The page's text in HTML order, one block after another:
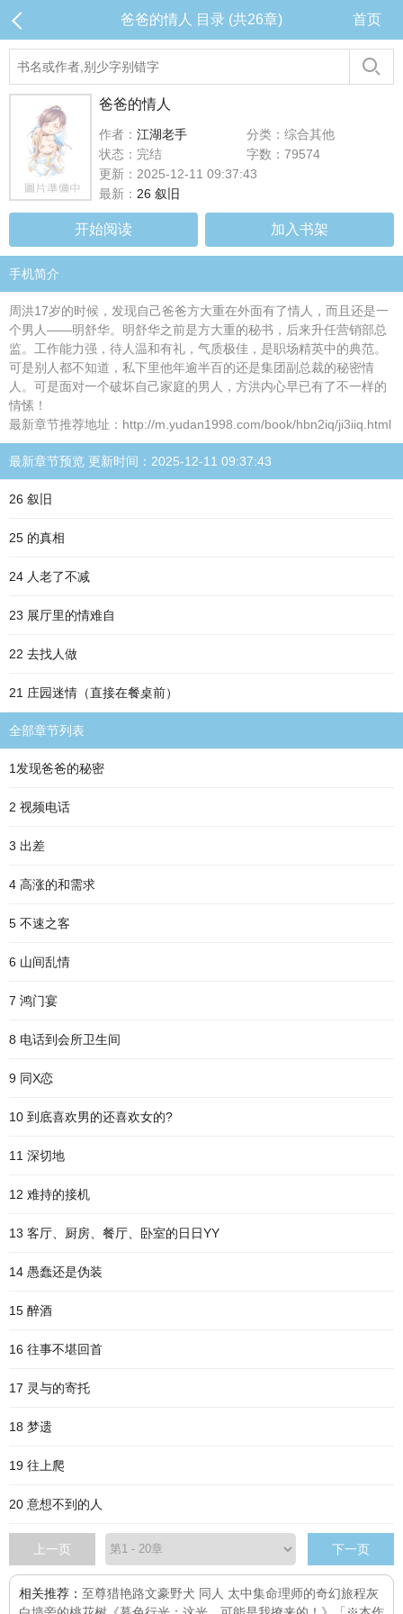
爸爸的情人 目录 (共26章) 首页
爸爸的情人
作者： 江湖老手
分类：综合其他
状态：完结
字数：79574
更新：2025-12-11 09:37:43
最新： 26 叙旧
开始阅读 加入书架
手机简介
周洪17岁的时候，发现自己爸爸方大重在外面有了情人，而且还是一
个男人——明舒华。明舒华之前是方大重的秘书，后来升任营销部总
监。工作能力强，待人温和有礼，气质极佳，是职场精英中的典范。
可是别人都不知道，私下里他年逾半百的还是集团副总裁的秘密情
人。可是面对一个破坏自己家庭的男人，方洪内心早已有了不一样的
情愫！
最新章节推荐地址：http://m.yudan1998.com/book/hbn2iq/ji3iiq.html
最新章节预览 更新时间：2025-12-11 09:37:43
26 叙旧
25 的真相
24 人老了不减
23 展厅里的情难自
22 去找人做
21 庄园迷情（直接在餐桌前）
全部章节列表
1发现爸爸的秘密
2 视频电话
3 出差
4 高涨的和需求
5 不速之客
6 山间乱情
7 鸿门宴
8 电话到会所卫生间
9 同X恋
10 到底喜欢男的还喜欢女的?
11 深切地
12 难持的接机
13 客厅、厨房、餐厅、卧室的日日YY
14 愚蠢还是伪装
15 醉酒
16 往事不堪回首
17 灵与的寄托
18 梦遗
19 往上爬
20 意想不到的人
上一页 下一页
相关推荐： 至尊猎艳路文豪野犬 同人 太中集命理师的奇幻旅程灰